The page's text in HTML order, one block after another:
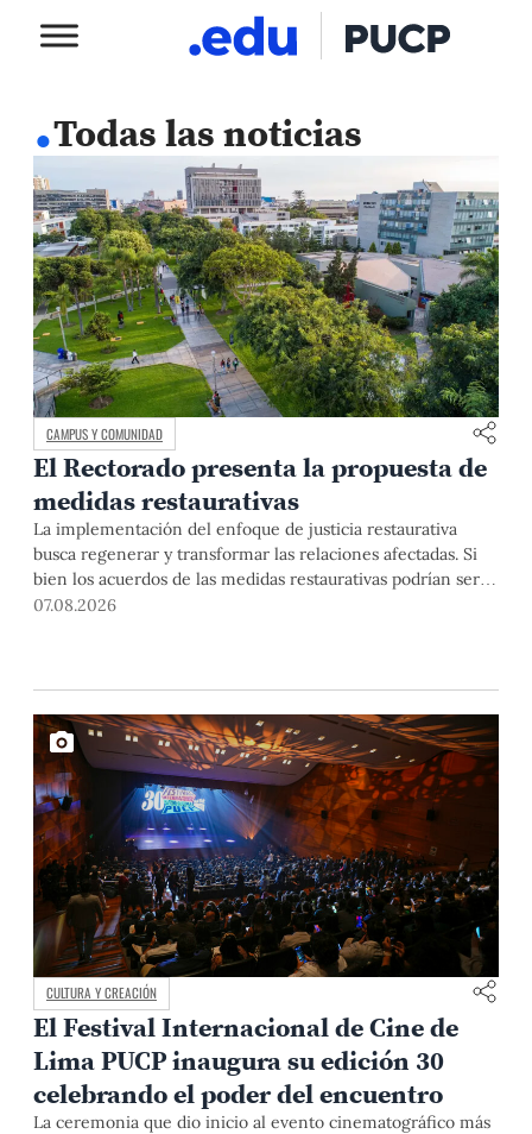
.Todas las noticias
CAMPUS Y COMUNIDAD
El Rectorado presenta la propuesta de
medidas restaurativas
La implementación del enfoque de justicia restaurativa
busca regenerar y transformar las relaciones afectadas. Si
bien los acuerdos de las medidas restaurativas podrían ser
considerados por las instancias disciplinarias, este proceso
07.08.2026
CULTURA Y CREACIÓN
El Festival Internacional de Cine de
Lima PUCP inaugura su edición 30
celebrando el poder del encuentro
La ceremonia que dio inicio al evento cinematográfico más